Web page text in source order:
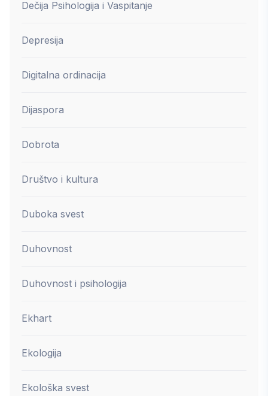
Dečija Psihologija i Vaspitanje
Depresija
Digitalna ordinacija
Dijaspora
Dobrota
Društvo i kultura
Duboka svest
Duhovnost
Duhovnost i psihologija
Ekhart
Ekologija
Ekološka svest